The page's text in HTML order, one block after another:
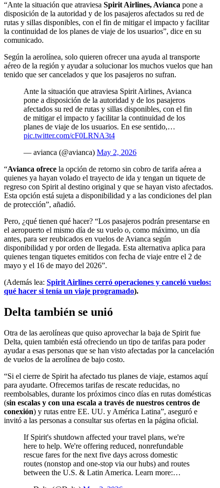
“Ante la situación que atraviesa Spirit Airlines, Avianca pone a
disposición de la autoridad y de los pasajeros afectados su red de
rutas y sillas disponibles, con el fin de mitigar el impacto y facilitar
la continuidad de los planes de viaje de los usuarios”, dice en su
comunicado.
Según la aerolínea, solo quieren ofrecer una ayuda al transporte
aéreo de la región y ayudar a solucionar los muchos vuelos que han
tenido que ser cancelados y que los pasajeros no sufran.
Ante la situación que atraviesa Spirit Airlines, Avianca
pone a disposición de la autoridad y de los pasajeros
afectados su red de rutas y sillas disponibles, con el fin
de mitigar el impacto y facilitar la continuidad de los
planes de viaje de los usuarios. En ese sentido,…
pic.twitter.com/cF0LRNA3t4
— avianca (@avianca) May 2, 2026
“Avianca ofrece la opción de retorno sin cobro de tarifa aérea a
quienes ya hayan volado el trayecto de ida y tengan un tiquete de
regreso con Spirit al destino original y que se hayan visto afectados.
Esta opción está sujeta a disponibilidad y a las condiciones del plan
de protección”, añadió.
Pero, ¿qué tienen qué hacer? “Los pasajeros podrán presentarse en
el aeropuerto el mismo día de su vuelo o, como máximo, un día
antes, para ser reubicados en vuelos de Avianca según
disponibilidad y por orden de llegada. Esta alternativa aplica para
quienes tengan tiquetes emitidos con fecha de viaje entre el 2 de
mayo y el 16 de mayo del 2026”.
(Además lea: Spirit Airlines cerró operaciones y canceló vuelos:
qué hacer si tenía un viaje programado).
Delta también se unió
Otra de las aerolíneas que quiso aprovechar la baja de Spirit fue
Delta, quien también está ofreciendo un tipo de tarifas para poder
ayudar a esas personas que se han visto afectadas por la cancelación
de vuelos de la aerolínea de bajo costo.
“Si el cierre de Spirit ha afectado tus planes de viaje, estamos aquí
para ayudarte. Ofrecemos tarifas de rescate reducidas, no
reembolsables, durante los próximos cinco días en rutas domésticas
(sin escalas y con una escala a través de nuestros centros de
conexión) y rutas entre EE. UU. y América Latina”, aseguró e
invitó a las personas a consultar sus ofertas en la página oficial.
If Spirit's shutdown affected your travel plans, we're
here to help. We're offering reduced, nonrefundable
rescue fares for the next five days across domestic
routes (nonstop and one-stop via our hubs) and routes
between the U.S. & Latin America. Learn more:…